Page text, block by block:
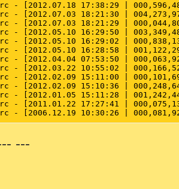
- [2012.07.18 17:38:29 |
- [2012.07.03 18:21:30 |
- [2012.07.03 18:21:29 |
- [2012.05.10 16:29:50 |
- [2012.05.10 16:29:02 |
- [2012.05.10 16:28:58 |
- [2012.04.04 07:53:50 |
- [2012.03.22 10:55:02 |
- [2012.02.09 15:11:00 |
- [2012.02.09 15:10:36 |
- [2012.01.05 15:11:28 |
- [2011.01.22 17:27:41 |
- [2006.12.19 10:30:26 |
---